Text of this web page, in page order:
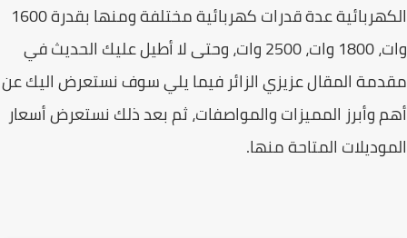
الكهربائية عدة قدرات كهربائية مختلفة ومنها بقدرة 1600
وات، 1800 وات، 2500 وات، وحتى لا أطيل عليك الحديث في
المقال عزيزي الزائر فيما يلي سوف نستعرض اليك عن
وأبرز المميزات والمواصفات، ثم بعد ذلك نستعرض أسعار
المتاحة منها.